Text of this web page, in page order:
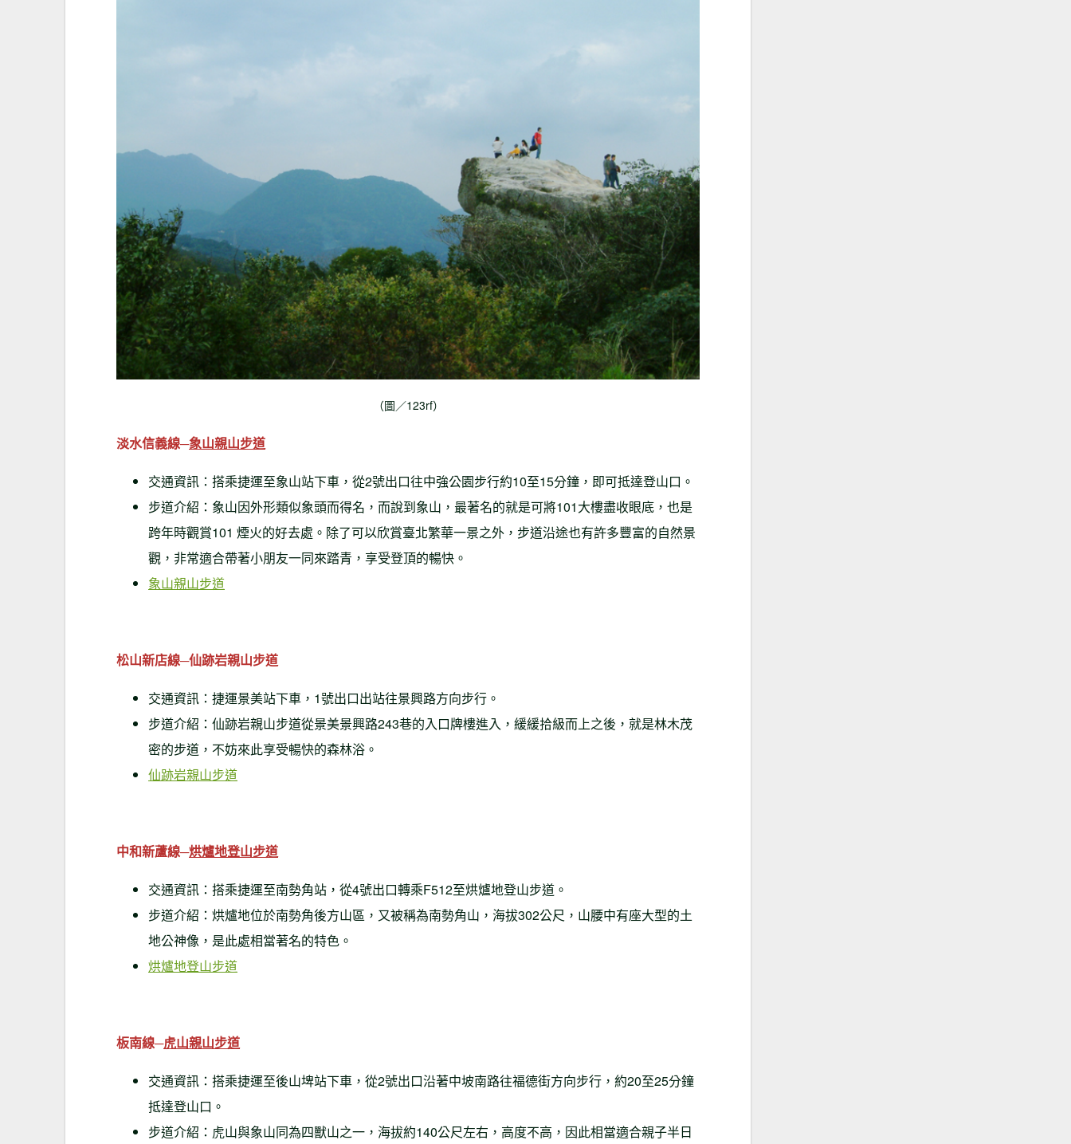
（圖／123rf）
淡水信義線─象山親山步道
交通資訊：搭乘捷運至象山站下車，從2號出口往中強公園步行約10至15分鐘，即可抵達登山口。
步道介紹：象山因外形類似象頭而得名，而說到象山，最著名的就是可將101大樓盡收眼底，也是
跨年時觀賞101 煙火的好去處。除了可以欣賞臺北繁華一景之外，步道沿途也有許多豐富的自然景
觀，非常適合帶著小朋友一同來踏青，享受登頂的暢快。
象山親山步道
松山新店線─仙跡岩親山步道
交通資訊：捷運景美站下車，1號出口出站往景興路方向步行。
步道介紹：仙跡岩親山步道從景美景興路243巷的入口牌樓進入，緩緩拾級而上之後，就是林木茂
密的步道，不妨來此享受暢快的森林浴。
仙跡岩親山步道
中和新蘆線─烘爐地登山步道
交通資訊：搭乘捷運至南勢角站，從4號出口轉乘F512至烘爐地登山步道。
步道介紹：烘爐地位於南勢角後方山區，又被稱為南勢角山，海拔302公尺，山腰中有座大型的土
地公神像，是此處相當著名的特色。
烘爐地登山步道
板南線─虎山親山步道
交通資訊：搭乘捷運至後山埤站下車，從2號出口沿著中坡南路往福德街方向步行，約20至25分鐘
抵達登山口。
步道介紹：虎山與象山同為四獸山之一，海拔約140公尺左右，高度不高，因此相當適合親子半日